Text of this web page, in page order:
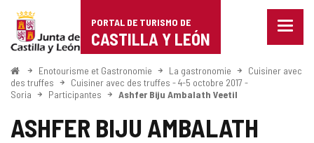
Portal
de
Turismo
de
Castilla
PORTAL DE TURISMO DE
CASTILLA Y LEÓN
Menu
les
<
Accueil
Enotourisme et Gastronomie La gastronomie
Cuisiner avec
des truffes
Cuisiner avec des truffes - 4-5 octobre 2017 -
Soria
Participantes Ashfer Biju Ambalath Veetil
ASHFER BIJU AMBALATH